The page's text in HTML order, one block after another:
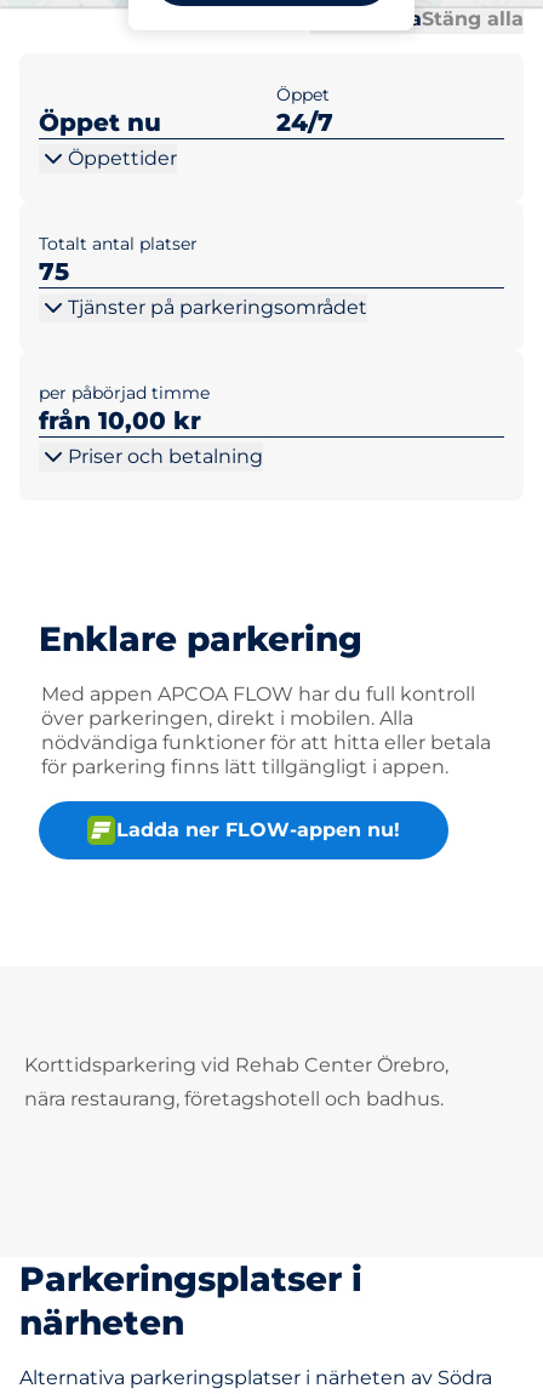
Öppna allaStäng alla
Öppet nu
Öppet
24/7
Öppettider
Totalt antal platser
75
Tjänster på parkeringsområdet
per påbörjad timme
från 10,00 kr
Priser och betalning
Enklare parkering
Med appen APCOA FLOW har du full kontroll
över parkeringen, direkt i mobilen. Alla
nödvändiga funktioner för att hitta eller betala
för parkering finns lätt tillgängligt i appen.
Ladda ner FLOW-appen nu!
Korttidsparkering vid Rehab Center Örebro,
nära restaurang, företagshotell och badhus.
Parkeringsplatser i
närheten
Alternativa parkeringsplatser i närheten av Södra